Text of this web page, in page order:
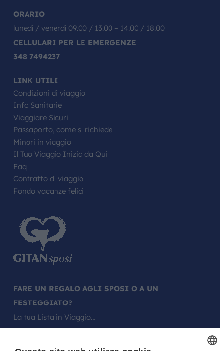
ORARIO
lunedì / venerdì 09.00 / 13.00 – 14.00 / 18.00
CELLULARI PER LE EMERGENZE
348 7494237
LINK UTILI
Condizioni di viaggio
Info Sanitarie
Viaggiare Sicuri
Passaporto, come si richiede
Minori in viaggio
Il Tuo Viaggio Inizia da Qui
Faq
Contratto di viaggio
Fondo vacanze felici
FARE UN REGALO AGLI SPOSI O A UN
FESTEGGIATO?
La tua Lista in Viaggio…